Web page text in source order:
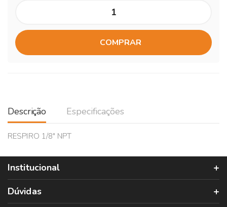
COMPRAR
Descrição Especificações
RESPIRO 1/8" NPT
Institucional
Dúvidas